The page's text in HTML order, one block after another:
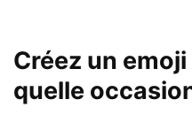
Créez un
quelle